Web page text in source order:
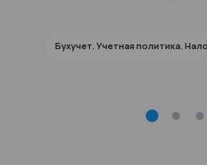
оптимизации налоговой
Бухучет. Учетная политика.